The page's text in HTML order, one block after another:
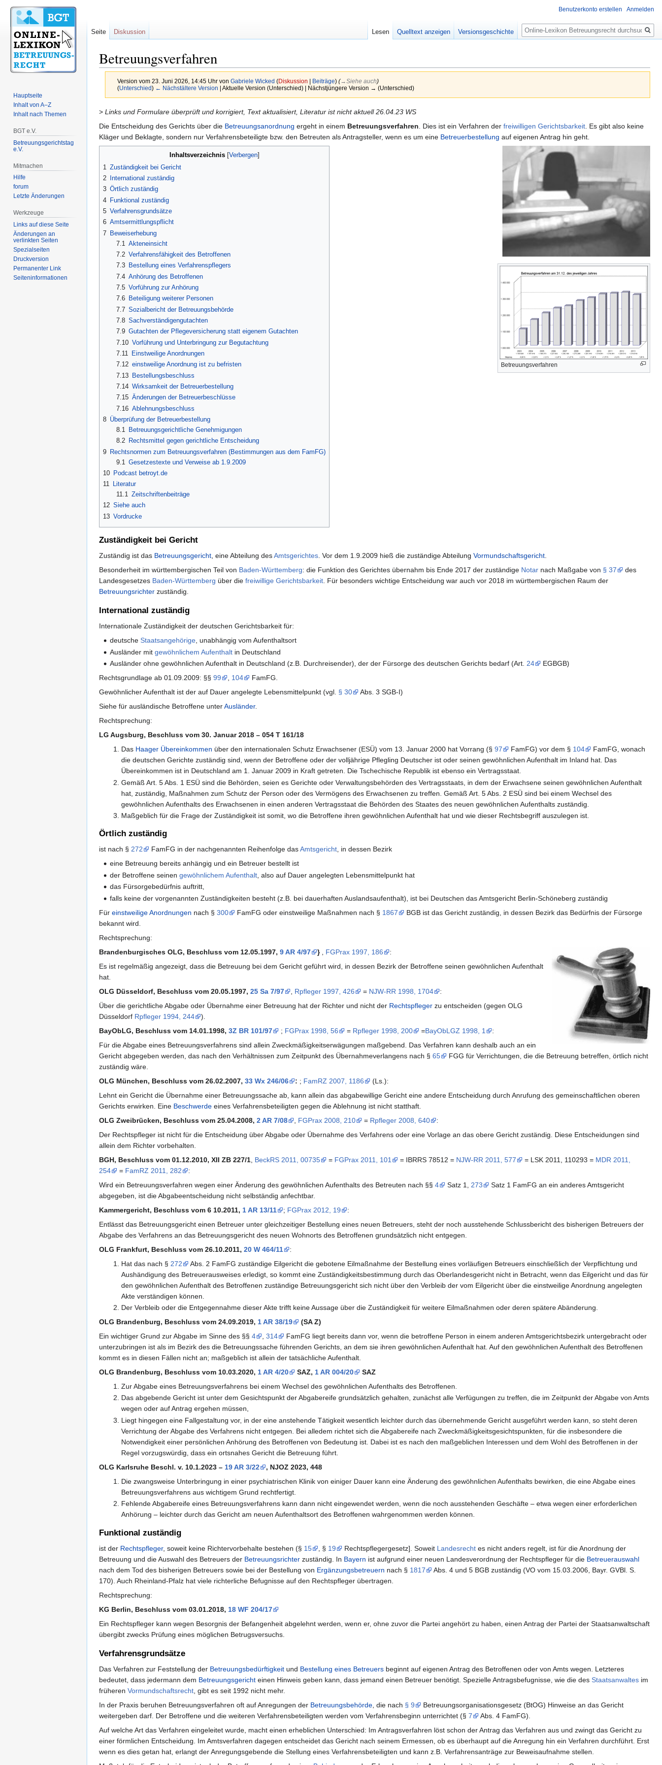
Betreuungsverfahren
Version vom 23. Juni 2026, 14:45 Uhr von Gabriele Wicked (Diskussion Beiträge) (→‎Siehe auch)
(Unterschied) ← Nächstältere Version | Aktuelle Version (Unterschied) | Nächstjüngere Version → (Unterschied)
Zur
Navigation
springen
Zur
Suche
springen
> Links und Formulare überprüft und korrigiert, Text aktualisiert, Literatur ist nicht aktuell 26.04.23 WS
Die Entscheidung des Gerichts über die Betreuungsanordnung ergeht in einem Betreuungsverfahren . Dies ist ein Verfahren der freiwilligen Gerichtsbarkeit . Es gibt also keine
Kläger und Beklagte, sondern nur Verfahrensbeteiligte bzw. den Betreuten als Antragsteller, wenn es um eine Betreuerbestellung auf eigenen Antrag hin geht.
Betreuungsverfahren
Inhaltsverzeichnis
1 Zuständigkeit bei Gericht
2
International zuständig
3 Örtlich zuständig
4 Funktional zuständig
5 Verfahrensgrundsätze
6 Amtsermittlungspflicht
7 Beweiserhebung
7.1 Akteneinsicht
7.2 Verfahrensfähigkeit des Betroffenen
7.3
Bestellung eines Verfahrenspflegers
7.4 Anhörung des Betroffenen
7.5 Vorführung zur Anhörung
7.6
Beteiligung weiterer Personen
7.7 Sozialbericht der Betreuungsbehörde
7.8 Sachverständigengutachten
7.9 Gutachten der Pflegeversicherung statt eigenem Gutachten
7.10 Vorführung und Unterbringung zur Begutachtung
7.11
Einstweilige Anordnungen
7.12 einstweilige Anordnung ist zu befristen
7.13 Bestellungsbeschluss
7.14 Wirksamkeit der Betreuerbestellung
7.15 Änderungen der Betreuerbeschlüsse
7.16 Ablehnungsbeschluss
8 Überprüfung der Betreuerbestellung
8.1
Betreuungsgerichtliche Genehmigungen
8.2
Rechtsmittel gegen gerichtliche Entscheidung
9 Rechtsnormen zum Betreuungsverfahren (Bestimmungen aus dem FamFG)
9.1 Gesetzestexte und Verweise ab 1.9.2009
10 Podcast betroyt.de
11 Literatur
11.1 Zeitschriftenbeiträge
12 Siehe auch
13 Vordrucke
Zuständigkeit bei Gericht
Zuständig ist das Betreuungsgericht , eine Abteilung desAmtsgerichtes . Vor dem 1.9.2009 hieß die zuständige Abteilung Vormundschaftsgericht
Besonderheit im württembergischen Teil von Baden-Württemberg: die Funktion des Gerichtes übernahm bis Ende 2017 der zuständige Notar nach Maßgabe von § 37
des
Landesgesetzes Baden-Württemberg über die freiwillige Gerichtsbarkeit . Für besonders wichtige Entscheidung war auch vor 2018 im württembergischen Raum der
Betreuungsrichter zuständig.
International zuständig
Internationale Zuständigkeit der deutschen Gerichtsbarkeit für:
deutscheStaatsangehörige, unabhängig vom Aufenthaltsort
Ausländer mitgewöhnlichem Aufenthalt in Deutschland
Ausländer ohne gewöhnlichen Aufenthalt in Deutschland (z.B. Durchreisender), der der Fürsorge des deutschen Gerichts bedarf (Art.24
EGBGB)
Rechtsgrundlage ab 01.09.2009: §§ 99 , 104
FamFG.
Gewöhnlicher Aufenthalt ist der auf Dauer angelegte Lebensmittelpunkt (vgl. § 30
Abs. 3 SGB-I)
Siehe für ausländische Betroffene unterAusländer.
Rechtsprechung:
LG Augsburg, Beschluss vom 30. Januar 2018 – 054 T 161/18
Das Haager Übereinkommen über den internationalen Schutz Erwachsener (ESÜ) vom 13. Januar 2000 hat Vorrang (§ 97 FamFG) vor dem § 104
FamFG, wonach
die deutschen Gerichte zuständig sind, wenn der Betroffene oder der volljährige Pflegling Deutscher ist oder seinen gewöhnlichen Aufenthalt im Inland hat. Das
Übereinkommen ist in Deutschland am 1. Januar 2009 in Kraft getreten. Die Tschechische Republik ist ebenso ein Vertragsstaat.
Gemäß Art. 5 Abs. 1 ESÜ sind die Behörden, seien es Gerichte oder Verwaltungsbehörden des Vertragsstaats, in dem der Erwachsene seinen gewöhnlichen Aufenthalt
hat, zuständig, Maßnahmen zum Schutz der Person oder des Vermögens des Erwachsenen zu treffen. Gemäß Art. 5 Abs. 2 ESÜ sind bei einem Wechsel des
gewöhnlichen Aufenthalts des Erwachsenen in einen anderen Vertragsstaat die Behörden des Staates des neuen gewöhnlichen Aufenthalts zuständig.
Maßgeblich für die Frage der Zuständigkeit ist somit, wo die Betroffene ihren gewöhnlichen Aufenthalt hat und wie dieser Rechtsbegriff auszulegen ist.
Örtlich zuständig
ist nach § 272 FamFG in der nachgenannten Reihenfolge dasAmtsgericht, in dessen Bezirk
eine Betreuung bereits anhängig und ein Betreuer bestellt ist
der Betroffene seinengewöhnlichem Aufenthalt , also auf Dauer angelegten Lebensmittelpunkt hat
das Fürsorgebedürfnis auftritt,
falls keine der vorgenannten Zuständigkeiten besteht (z.B. bei dauerhaften Auslandsaufenthalt), ist bei Deutschen das Amtsgericht Berlin-Schöneberg zuständig
Für einstweilige Anordnungen nach § 300 FamFG oder einstweilige Maßnahmen nach § 1867
BGB ist das Gericht zuständig, in dessen Bezirk das Bedürfnis der Fürsorge
bekannt wird.
Rechtsprechung:
Brandenburgisches OLG, Beschluss vom 12.05.1997, 9 AR 4/97 } FGPrax 1997, 186
:
Es ist regelmäßig angezeigt, dass die Betreuung bei dem Gericht geführt wird, in dessen Bezirk der Betroffene seinen gewöhnlichen Aufenthalt
hat.
OLG Düsseldorf, Beschluss vom 20.05.1997, 25 Sa 7/97 Rpfleger 1997, 426 = NJW-RR 1998, 1704
:
Über die gerichtliche Abgabe oder Übernahme einer Betreuung hat der Richter und nicht der Rechtspfleger zu entscheiden (gegen OLG
Düsseldorf Rpfleger 1994, 244
).
BayObLG, Beschluss vom 14.01.1998, 3Z BR 101/97 ; FGPrax 1998, 56 = Rpfleger 1998, 200 =BayObLGZ 1998, 1
:
Für die Abgabe eines Betreuungsverfahrens sind allein Zweckmäßigkeitserwägungen maßgebend. Das Verfahren kann deshalb auch an ein
Gericht abgegeben werden, das nach den Verhältnissen zum Zeitpunkt des Übernahmeverlangens nach § 65
FGG für Verrichtungen, die die Betreuung betreffen, örtlich nicht
zuständig wäre.
OLG München, Beschluss vom 26.02.2007, 33 Wx 246/06 : ; FamRZ 2007, 1186
(Ls.):
Lehnt ein Gericht die Übernahme einer Betreuungssache ab, kann allein das abgabewillige Gericht eine andere Entscheidung durch Anrufung des gemeinschaftlichen oberen
Gerichts erwirken. Eine Beschwerde eines Verfahrensbeteiligten gegen die Ablehnung ist nicht statthaft.
OLG Zweibrücken, Beschluss vom 25.04.2008, 2 AR 7/08 FGPrax 2008, 210 = Rpfleger 2008, 640
:
Der Rechtspfleger ist nicht für die Entscheidung über Abgabe oder Übernahme des Verfahrens oder eine Vorlage an das obere Gericht zuständig. Diese Entscheidungen sind
allein dem Richter vorbehalten.
BGH, Beschluss vom 01.12.2010, XII ZB 227/1 BeckRS 2011, 00735 = FGPrax 2011, 101 = IBRRS 78512 = NJW-RR 2011, 577 = LSK 2011, 110293 = MDR 2011,
254
= FamRZ 2011, 282
:
Wird ein Betreuungsverfahren wegen einer Änderung des gewöhnlichen Aufenthalts des Betreuten nach §§ 4 Satz 1, 273
Satz 1 FamFG an ein anderes Amtsgericht
abgegeben, ist die Abgabeentscheidung nicht selbständig anfechtbar.
Kammergericht, Beschluss vom 6 10.2011, 1 AR 13/11 ; FGPrax 2012, 19
:
Entlässt das Betreuungsgericht einen Betreuer unter gleichzeitiger Bestellung eines neuen Betreuers, steht der noch ausstehende Schlussbericht des bisherigen Betreuers der
Abgabe des Verfahrens an das Betreuungsgericht des neuen Wohnorts des Betroffenen grundsätzlich nicht entgegen.
OLG Frankfurt, Beschluss vom 26.10.2011, 20 W 464/11
:
Hat das nach § 272
Abs. 2 FamFG zuständige Eilgericht die gebotene Eilmaßnahme der Bestellung eines vorläufigen Betreuers einschließlich der Verpflichtung und
Aushändigung des Betreuerausweises erledigt, so kommt eine Zuständigkeitsbestimmung durch das Oberlandesgericht nicht in Betracht, wenn das Eilgericht und das für
den gewöhnlichen Aufenthalt des Betroffenen zuständige Betreuungsgericht sich nicht über den Verbleib der vom Eilgericht über die einstweilige Anordnung angelegten
Akte verständigen können.
Der Verbleib oder die Entgegennahme dieser Akte trifft keine Aussage über die Zuständigkeit für weitere Eilmaßnahmen oder deren spätere Abänderung.
OLG Brandenburg, Beschluss vom 24.09.2019, 1 AR 38/19
(SA Z)
Ein wichtiger Grund zur Abgabe im Sinne des §§ 4 314
FamFG liegt bereits dann vor, wenn die betroffene Person in einem anderen Amtsgerichtsbezirk untergebracht oder
unterzubringen ist als im Bezirk des die Betreuungssache führenden Gerichts, an dem sie ihren gewöhnlichen Aufenthalt hat. Auf den gewöhnlichen Aufenthalt des Betroffenen
kommt es in diesen Fällen nicht an; maßgeblich ist allein der tatsächliche Aufenthalt.
OLG Brandenburg, Beschluss vom 10.03.2020, 1 AR 4/20 SAZ, 1 AR 004/20
SAZ
Zur Abgabe eines Betreuungsverfahrens bei einem Wechsel des gewöhnlichen Aufenthalts des Betroffenen.
Das abgebende Gericht ist unter dem Gesichtspunkt der Abgabereife grundsätzlich gehalten, zunächst alle Verfügungen zu treffen, die im Zeitpunkt der Abgabe von Amts
wegen oder auf Antrag ergehen müssen,
Liegt hingegen eine Fallgestaltung vor, in der eine anstehende Tätigkeit wesentlich leichter durch das übernehmende Gericht ausgeführt werden kann, so steht deren
Verrichtung der Abgabe des Verfahrens nicht entgegen. Bei alledem richtet sich die Abgabereife nach Zweckmäßigkeitsgesichtspunkten, für die insbesondere die
Notwendigkeit einer persönlichen Anhörung des Betroffenen von Bedeutung ist. Dabei ist es nach den maßgeblichen Interessen und dem Wohl des Betroffenen in der
Regel vorzugswürdig, dass ein ortsnahes Gericht die Betreuung führt.
OLG Karlsruhe Beschl. v. 10.1.2023 – 19 AR 3/22
, NJOZ 2023, 448
Die zwangsweise Unterbringung in einer psychiatrischen Klinik von einiger Dauer kann eine Änderung des gewöhnlichen Aufenthalts bewirken, die eine Abgabe eines
Betreuungsverfahrens aus wichtigem Grund rechtfertigt.
Fehlende Abgabereife eines Betreuungsverfahrens kann dann nicht eingewendet werden, wenn die noch ausstehenden Geschäfte – etwa wegen einer erforderlichen
Anhörung – leichter durch das Gericht am neuen Aufenthaltsort des Betroffenen wahrgenommen werden können.
Funktional zuständig
ist der Rechtspfleger, soweit keine Richtervorbehalte bestehen (§ 15 , § 19 Rechtspflegergesetz]. Soweit Landesrecht es nicht anders regelt, ist für die Anordnung der
Betreuung und die Auswahl des Betreuers der Betreuungsrichter zuständig. In Bayern ist aufgrund einer neuen Landesverordnung der Rechtspfleger für die Betreuerauswahl
nach dem Tod des bisherigen Betreuers sowie bei der Bestellung von Ergänzungsbetreuern nach § 1817
Abs. 4 und 5 BGB zuständig (VO vom 15.03.2006, Bayr. GVBl. S.
170). Auch Rheinland-Pfalz hat viele richterliche Befugnisse auf den Rechtspfleger übertragen.
Rechtsprechung:
KG Berlin, Beschluss vom 03.01.2018, 18 WF 204/17
Ein Rechtspfleger kann wegen Besorgnis der Befangenheit abgelehnt werden, wenn er, ohne zuvor die Partei angehört zu haben, einen Antrag der Partei der Staatsanwaltschaft
übergibt zwecks Prüfung eines möglichen Betrugsversuchs.
Verfahrensgrundsätze
Das Verfahren zur Feststellung der Betreuungsbedürftigkeit und Bestellung eines Betreuers beginnt auf eigenen Antrag des Betroffenen oder von Amts wegen. Letzteres
bedeutet, dass jedermann dem Betreuungsgericht einen Hinweis geben kann, dass jemand einen Betreuer benötigt. Spezielle Antragsbefugnisse, wie die des Staatsanwaltes im
früheren Vormundschaftsrecht , gibt es seit 1992 nicht mehr.
In der Praxis beruhen Betreuungsverfahren oft auf Anregungen der Betreuungsbehörde , die nach § 9
Betreuungsorganisationsgesetz (BtOG) Hinweise an das Gericht
weitergeben darf. Der Betroffene und die weiteren Verfahrensbeteiligten werden vom Verfahrensbeginn unterrichtet (§ 7
Abs. 4 FamFG).
Auf welche Art das Verfahren eingeleitet wurde, macht einen erheblichen Unterschied: Im Antragsverfahren löst schon der Antrag das Verfahren aus und zwingt das Gericht zu
einer förmlichen Entscheidung. Im Amtsverfahren dagegen entscheidet das Gericht nach seinem Ermessen, ob es überhaupt auf die Anregung hin ein Verfahren durchführt. Erst
wenn es dies getan hat, erlangt der Anregungsgebende die Stellung eines Verfahrensbeteiligten und kann z.B. Verfahrensanträge zur Beweisaufnahme stellen.
Benutzerkonto erstellen Anmelden
Seite Diskussion Lesen Quelltext anzeigen Versionsgeschichte
Suche
Hauptseite
Inhalt von A–Z
Inhalt nach Themen
BGT e.V.
Betreuungsgerichtstag
e.V.
Mitmachen
Hilfe
forum
Letzte Änderungen
Werkzeuge
Links auf diese Seite
Änderungen an
verlinkten Seiten
Spezialseiten
Druckversion
Permanenter Link
Seiten­informationen